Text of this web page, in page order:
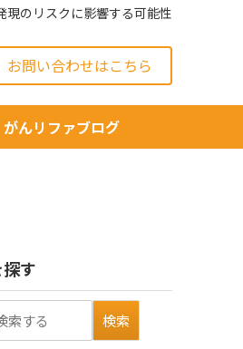
現のリスクに影響する可能性
お問い合わせはこちら
がんリファブログ
す